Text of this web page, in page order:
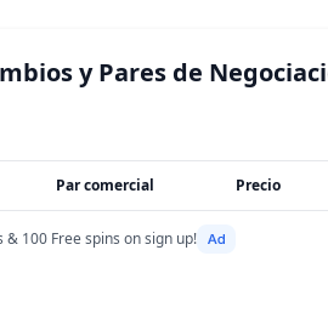
y Pares de
Par comercial Precio
100 Free spins on sign up!